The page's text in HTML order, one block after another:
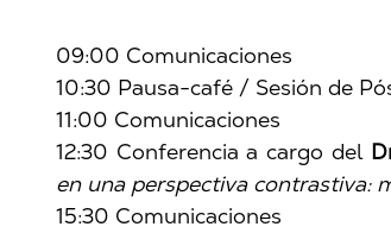
09:00 Comunicaciones
10:30 Pausa-café / Sesión de
11:00 Comunicaciones
12:30 Conferencia a cargo del
en una perspectiva contrastiva:
15:30 Comunicaciones